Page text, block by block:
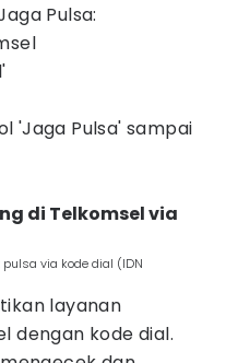
Pulsa:
'Jaga Pulsa' sampai
di Telkomsel via
via kode dial (IDN
layanan
dengan kode dial.